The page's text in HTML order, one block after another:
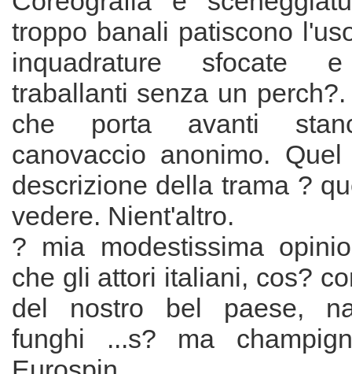
troppo banali patiscono
inquadrature sfocate e
traballanti senza un
che porta avanti
canovaccio anonimo.
descrizione della trama ?
vedere. Nient'altro.
? mia modestissima
che gli attori italiani, cos?
del nostro bel paese,
funghi ...s? ma